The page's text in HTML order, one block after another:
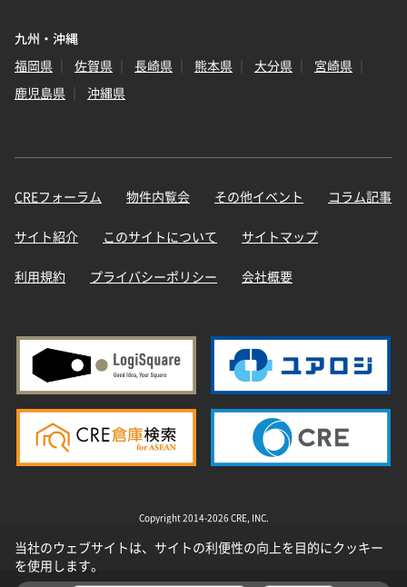
九州・沖縄
福岡県
佐賀県 長崎県 熊本県 大分県
宮崎県
鹿児島県
沖縄県
CREフォーラム 物件内覧会 その他イベント コラム記事
サイト紹介 このサイトについて サイトマップ
利用規約 プライバシーポリシー 会社概要
Copyright 2014-2026 CRE, INC.
当社のウェブサイトは、サイトの利便性の向上を目的にクッキー
を使用します。